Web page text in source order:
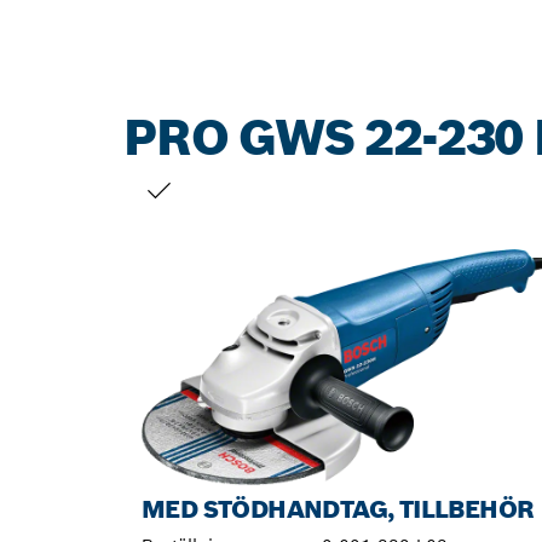
PRO GWS 22-230
MED STÖDHANDTAG, TILLBEHÖR